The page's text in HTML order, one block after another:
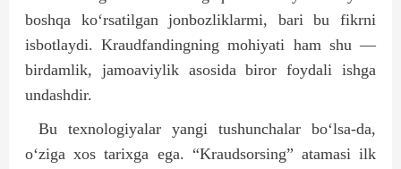
boshqa ko‘rsatilgan jonbozliklarmi, bari bu fikrni
isbotlaydi. Kraudfandingning mohiyati ham shu —
birdamlik, jamoaviylik asosida biror foydali ishga
undashdir.
Bu texnologiyalar yangi tushunchalar bo‘lsa-da,
o‘ziga xos tarixga ega. “Kraudsorsing” atamasi ilk